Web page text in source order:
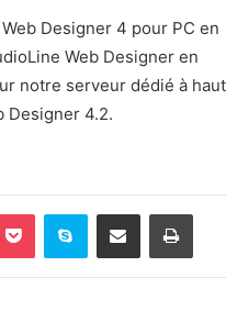
Designer 4 pour PC en
Web Designer en
notre serveur dédié à
Designer 4.2.
Pocket Skype Partager par email